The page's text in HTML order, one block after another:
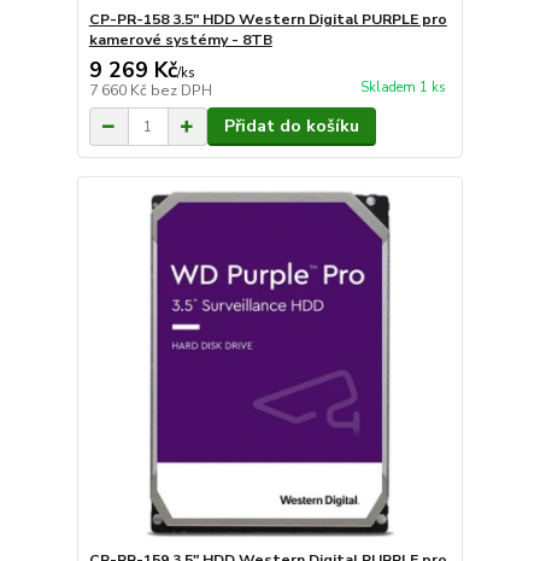
CP-PR-158 3.5" HDD Western Digital PURPLE pro
kamerové systémy - 8TB
9 269 Kč/ks
7 660 Kč bez DPH Skladem 1 ks
Přidat do košíku